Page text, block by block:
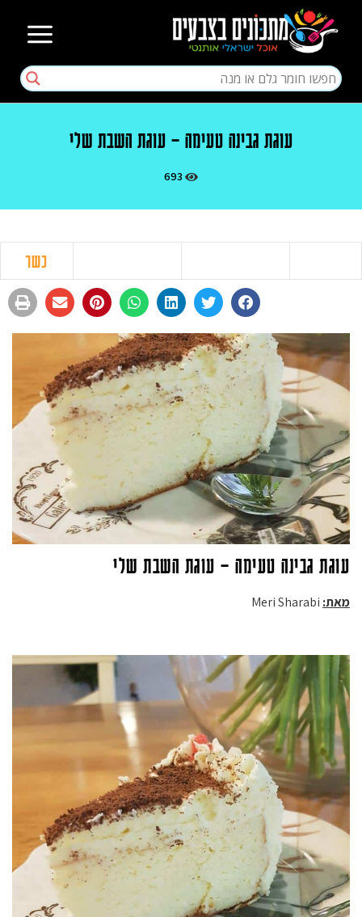
עוגת גבינה טעימה – עוגת השבת שלי
693
כשר
עוגת גבינה טעימה – עוגת השבת שלי
מאת: